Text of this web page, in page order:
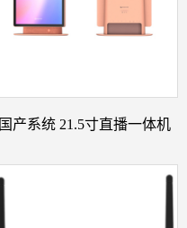
国产系统 21.5寸直播一体机